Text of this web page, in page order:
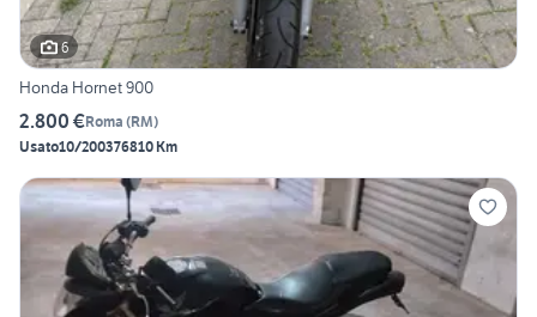
6
Honda Hornet 900
2.800 €Roma (RM)
Usato10/200376810 Km